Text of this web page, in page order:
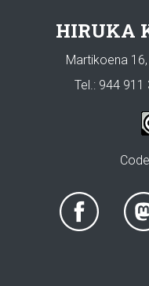
HIRUKA
Martikoena
Tel.: 944 911